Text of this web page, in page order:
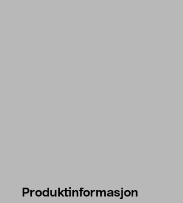
Produktinformasjon